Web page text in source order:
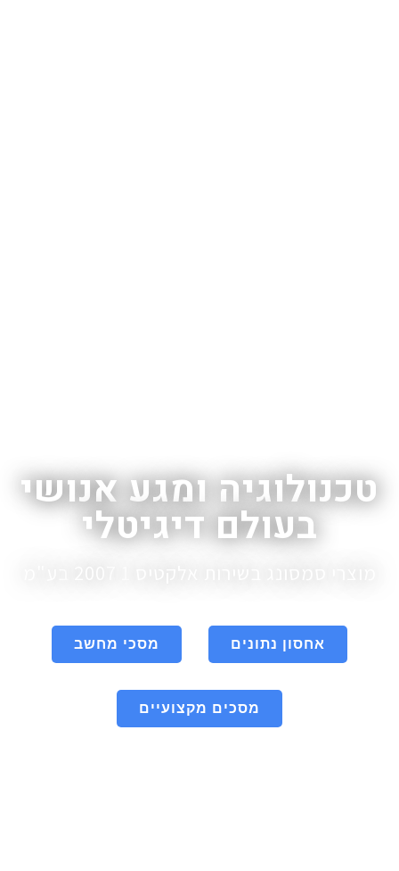
טכנולוגיה ומגע אנושי
בעולם דיגיטלי
אחסון נתונים מסכי מחשב
מסכים מקצועיים